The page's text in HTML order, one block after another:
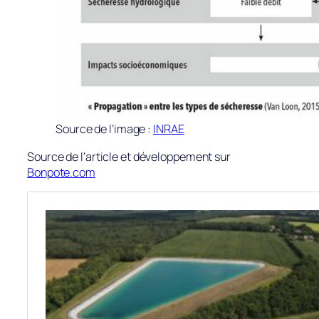
Source de l’image : INRAE
Source de l’article et développement sur
Bonpote.com